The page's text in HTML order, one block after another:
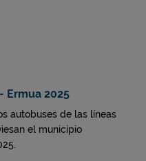
Ermua 2025
autobuses de las líneas
el municipio